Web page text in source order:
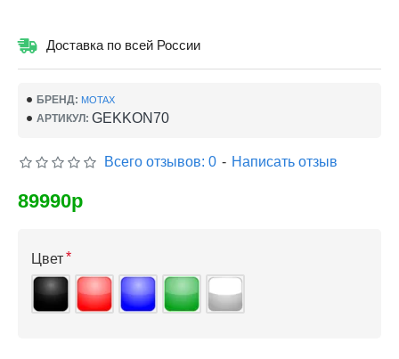
Доставка по всей России
БРЕНД: MOTAX
АРТИКУЛ: GEKKON70
Всего отзывов: 0 - Написать отзыв
89990р
Цвет